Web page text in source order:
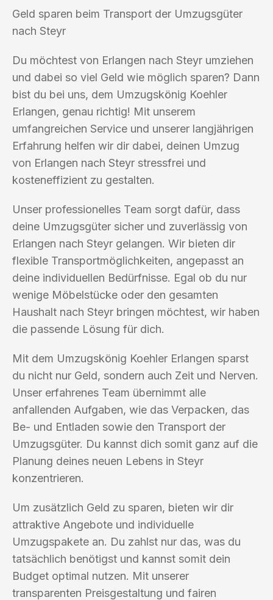
Geld sparen beim Transport der Umzugsgüter
nach Steyr
Du möchtest von Erlangen nach Steyr umziehen
und dabei so viel Geld wie möglich sparen? Dann
bist du bei uns, dem Umzugskönig Koehler
Erlangen, genau richtig! Mit unserem
umfangreichen Service und unserer langjährigen
Erfahrung helfen wir dir dabei, deinen Umzug
von Erlangen nach Steyr stressfrei und
kosteneffizient zu gestalten.
Unser professionelles Team sorgt dafür, dass
deine Umzugsgüter sicher und zuverlässig von
Erlangen nach Steyr gelangen. Wir bieten dir
flexible Transportmöglichkeiten, angepasst an
deine individuellen Bedürfnisse. Egal ob du nur
wenige Möbelstücke oder den gesamten
Haushalt nach Steyr bringen möchtest, wir haben
die passende Lösung für dich.
Mit dem Umzugskönig Koehler Erlangen sparst
du nicht nur Geld, sondern auch Zeit und Nerven.
Unser erfahrenes Team übernimmt alle
anfallenden Aufgaben, wie das Verpacken, das
Be- und Entladen sowie den Transport der
Umzugsgüter. Du kannst dich somit ganz auf die
Planung deines neuen Lebens in Steyr
konzentrieren.
Um zusätzlich Geld zu sparen, bieten wir dir
attraktive Angebote und individuelle
Umzugspakete an. Du zahlst nur das, was du
tatsächlich benötigst und kannst somit dein
Budget optimal nutzen. Mit unserer
transparenten Preisgestaltung und fairen